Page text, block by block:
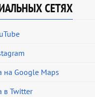
СЕТЯХ
на Google Maps
в Twitter